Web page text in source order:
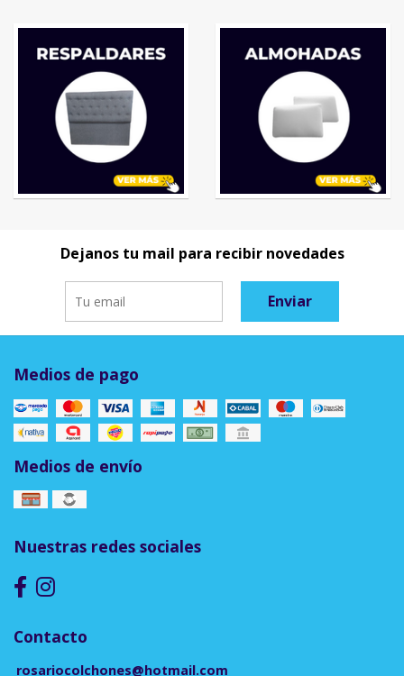
Dejanos tu mail para recibir novedades
Enviar
Medios de pago
Medios de envío
Nuestras redes sociales
Contacto
rosariocolchones@hotmail.com